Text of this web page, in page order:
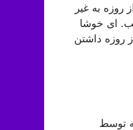
روزه به غیر
اى خوشا
روزه داشتن
توسط